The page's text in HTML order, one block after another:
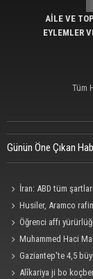
AİLE VE
EYLEMLER
Tüm
Günün Öne Çıkan
İran: ABD tüm
tutacağız
Husiler, Aramco
Öğrenci affı
Muhammed Haci
Gaziantep'te 4,5
Alîkariya ji bo